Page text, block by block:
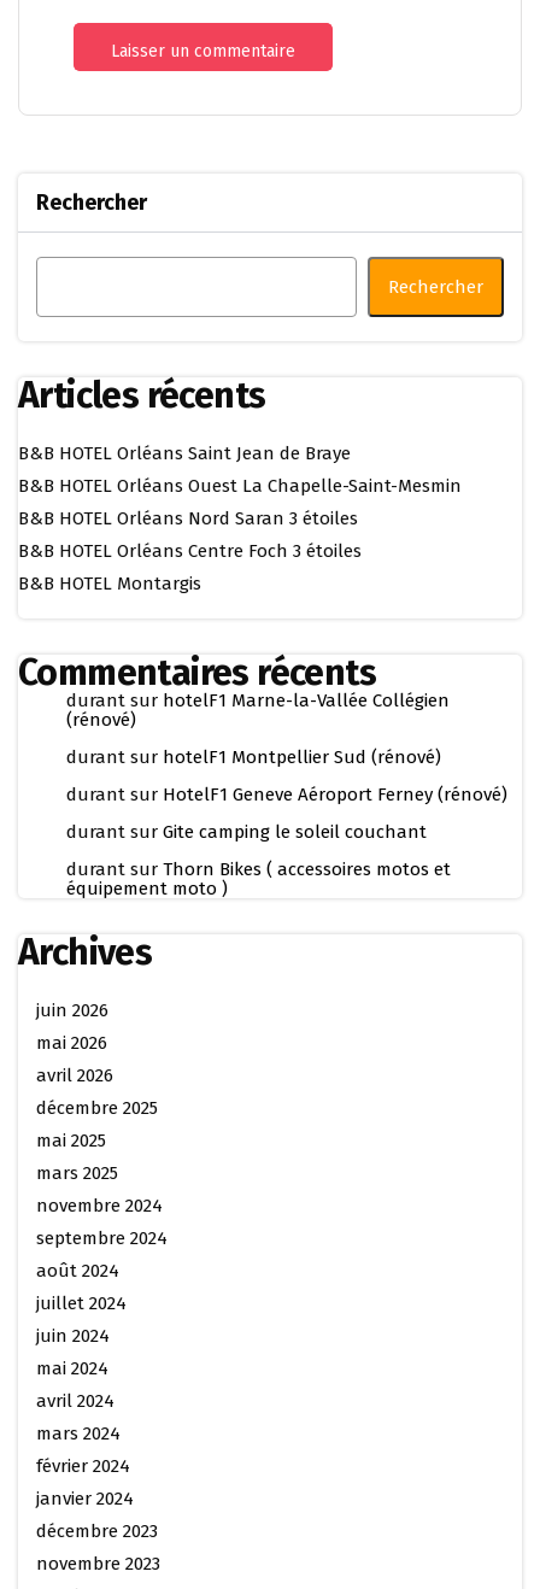
Rechercher
Rechercher
Articles récents
B&B HOTEL Orléans Saint Jean de Braye
B&B HOTEL Orléans Ouest La Chapelle-Saint-Mesmin
B&B HOTEL Orléans Nord Saran 3 étoiles
B&B HOTEL Orléans Centre Foch 3 étoiles
B&B HOTEL Montargis
Commentaires récents
durant sur hotelF1 Marne-la-Vallée Collégien
(rénové)
durant sur hotelF1 Montpellier Sud (rénové)
durant sur HotelF1 Geneve Aéroport Ferney (rénové)
durant sur Gite camping le soleil couchant
durant sur Thorn Bikes ( accessoires motos et
équipement moto )
Archives
juin 2026
mai 2026
avril 2026
décembre 2025
mai 2025
mars 2025
novembre 2024
septembre 2024
août 2024
juillet 2024
juin 2024
mai 2024
avril 2024
mars 2024
février 2024
janvier 2024
décembre 2023
novembre 2023